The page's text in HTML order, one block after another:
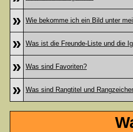
» Wie bekomme ich ein Bild unter
» Was ist die Freunde-Liste und die
» Was sind Favoriten?
» Was sind Rangtitel und